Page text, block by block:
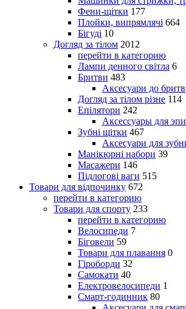
Фени-щітки 177
Плойки, випрямлячі 664
Бігуді 10
Догляд за тілом 2012
перейти в категорию
Лампи денного світла 6
Бритви 483
Аксесуари до бритв
Догляд за тілом різне 114
Епілятори 242
Аксессуары для
Зубні щітки 467
Аксесуари для
Манікюрні набори 39
Масажери 146
Підлогові ваги 515
Товари для відпочинку 672
перейти в категорию
Товари для спорту 233
перейти в категорию
Велосипеди 7
Біговели 59
Товари для плавання 0
Гіроборди 32
Самокати 40
Електровелосипеди 1
Смарт-годинник 80